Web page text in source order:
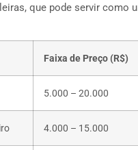
que pode servir como
Faixa de Preço (R$)
5.000 – 20.000
4.000 – 15.000